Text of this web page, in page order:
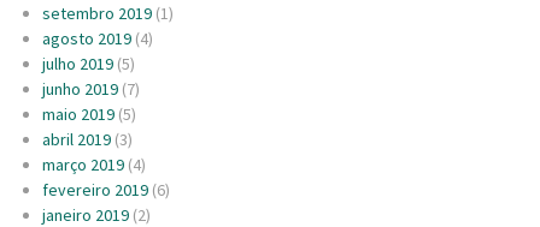
setembro 2019 (1)
agosto 2019 (4)
julho 2019 (5)
junho 2019 (7)
maio 2019 (5)
abril 2019 (3)
março 2019 (4)
fevereiro 2019 (6)
janeiro 2019 (2)